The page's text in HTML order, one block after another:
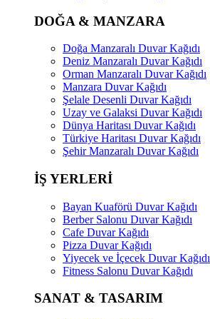
DOĞA & MANZARA
Doğa Manzaralı Duvar Kağıdı
Deniz Manzaralı Duvar Kağıdı
Orman Manzaralı Duvar Kağıdı
Manzara Duvar Kağıdı
Şelale Desenli Duvar Kağıdı
Uzay ve Galaksi Duvar Kağıdı
Dünya Haritası Duvar Kağıdı
Türkiye Haritası Duvar Kağıdı
Şehir Manzaralı Duvar Kağıdı
İŞ YERLERİ
Bayan Kuaförü Duvar Kağıdı
Berber Salonu Duvar Kağıdı
Cafe Duvar Kağıdı
Pizza Duvar Kağıdı
Yiyecek ve İçecek Duvar Kağıdı
Fitness Salonu Duvar Kağıdı
SANAT & TASARIM